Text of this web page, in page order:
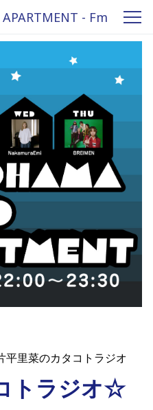
- Fm
平里菜のカタコトラジオ
トラジオ☆